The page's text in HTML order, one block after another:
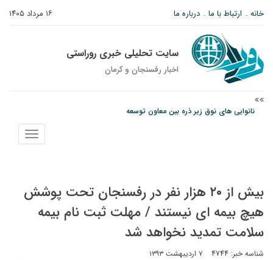
۱۶ مرداد ۱۴۰۵ خانه ارتباط با ما درباره ما
سایت تحلیلی خبری روراستی
اخبار رفسنجان و كرمان
نانوایی های نوق زیر ذره بین معاون توسعه
پیام رئیس کل دادگستری استان کرمان به مناسبت ۱۷ مردادماه سالروز شهادت شهید
نمایش
منو
بیش از ۲۰ هزار نفر در رفسنجان تحت پوشش
هیچ بیمه ای نیستند / مهلت ثبت نام بیمه
سلامت تمدید نخواهد شد
شناسه خبر: 4744 ۷ اردیبهشت ۱۳۹۳